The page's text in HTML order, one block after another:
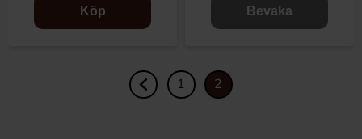
Köp Bevaka
1 2